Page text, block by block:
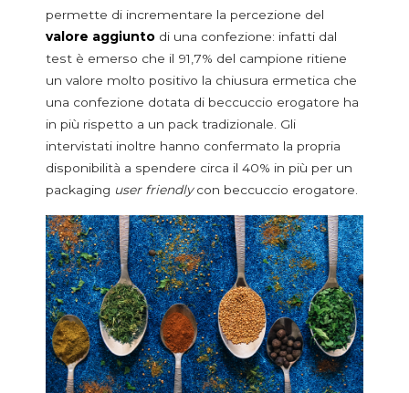
permette di incrementare la percezione del
valore aggiunto di una confezione: infatti dal
test è emerso che il 91,7% del campione ritiene
un valore molto positivo la chiusura ermetica che
una confezione dotata di beccuccio erogatore ha
in più rispetto a un pack tradizionale. Gli
intervistati inoltre hanno confermato la propria
disponibilità a spendere circa il 40% in più per un
packaging user friendlycon beccuccio erogatore.